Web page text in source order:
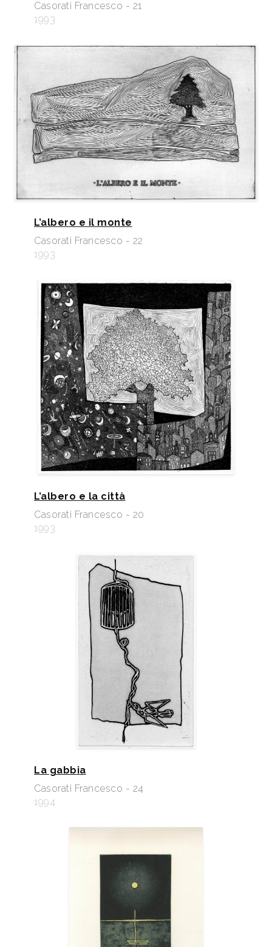
Casorati Francesco - 21
1993
L’albero e il monte
Casorati Francesco - 22
1993
L’albero e la città
Casorati Francesco - 20
1993
La gabbia
Casorati Francesco - 24
1994